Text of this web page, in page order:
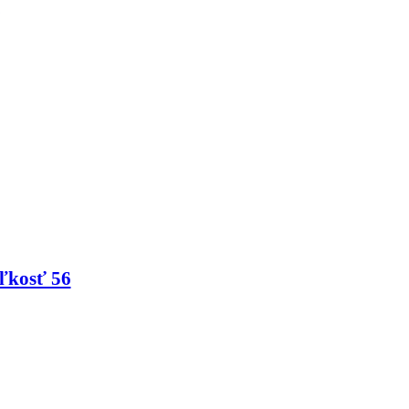
56